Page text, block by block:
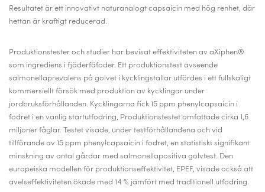
Resultatet är ett innovativt naturanalogt capsaicin med hög renhet, där
hettan är kraftigt reducerad.
Produktionstester och studier har bevisat effektiviteten av aXiphen®
som ingrediens i fjäderfäfoder. Ett produktionstest avseende
salmonellaprevalens på golvet i kycklingstallar utfördes i ett fullskaligt
kommersiellt försök med produktion av kycklingar under
jordbruksförhållanden. Kycklingarna fick 15 ppm phenylcapsaicin i
fodret i en vanlig startutfodring, Produktionstestet omfattade cirka 1,6
miljoner fåglar. Testet visade, under testförhållandena och vid
tillförande av 15 ppm phenylcapsaicin i fodret, en statistiskt signifikant
minskning av antal gårdar med salmonellapositiva golvtest. Den
europeiska modellen för produktionseffektivitet, EPEF, visade också att
avelseffektiviteten ökade med 14 % jämfört med traditionell utfodring.